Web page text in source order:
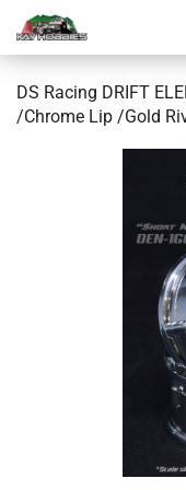
DS Racing DRIFT
/Chrome Lip /Gold